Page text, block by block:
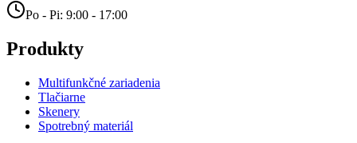
Po - Pi: 9:00 - 17:00
Produkty
Multifunkčné zariadenia
Tlačiarne
Skenery
Spotrebný materiál